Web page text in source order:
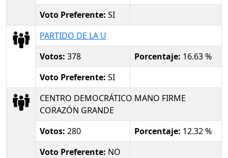
Voto Preferente: SI
PARTIDO DE LA U
Votos: 378 Porcentaje: 16.63 %
Voto Preferente: SI
CENTRO DEMOCRÁTICO MANO FIRME
CORAZÓN GRANDE
Votos: 280 Porcentaje: 12.32 %
Voto Preferente: NO